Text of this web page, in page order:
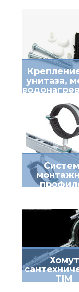
унитаза,
Хомут
TIM